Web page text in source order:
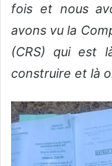
fois et nous
avons vu la
(CRS) qui est
construire et là